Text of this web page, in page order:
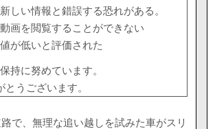
しい情報と錯誤する恐れがある。
画を閲覧することができない
が低いと評価された
持に努めています。
うございます。
で、無理な追い越しを試みた車がスリ